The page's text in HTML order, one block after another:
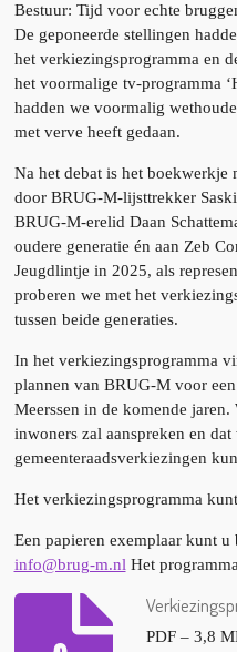
Bestuur: Tijd voor echte
De geponeerde stellingen
het verkiezingsprogramma en
het voormalige tv-programma
hadden we voormalig
met verve heeft gedaan.
Na het debat is het boekwerkje
door BRUG-M-lijsttrekker
BRUG-M-erelid Daan
oudere generatie én aan Zeb
Jeugdlintje in 2025, als
proberen we met het
tussen beide generaties.
In het verkiezingsprogramma
plannen van BRUG-M voor
Meerssen in de komende
inwoners zal aanspreken en
gemeenteraadsverkiezingen
Het verkiezingsprogramma
Een papieren exemplaar kunt u
info@brug-m.nl Het
PDF – 3,8